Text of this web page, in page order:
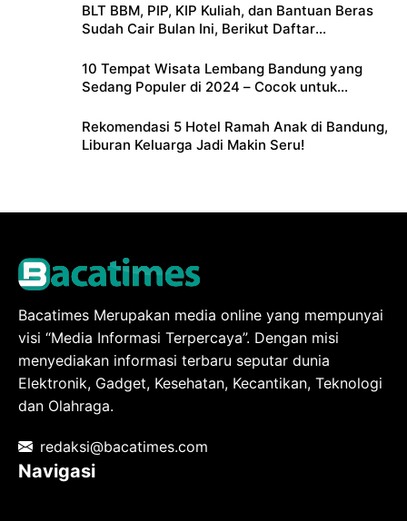
BLT BBM, PIP, KIP Kuliah, dan Bantuan Beras
Sudah Cair Bulan Ini, Berikut Daftar
10 Tempat Wisata Lembang Bandung yang
Sedang Populer di 2024 – Cocok untuk
Rekomendasi 5 Hotel Ramah Anak di Bandung,
Liburan Keluarga Jadi Makin Seru!
Bacatimes Merupakan media online yang mempunyai
visi “Media Informasi Terpercaya”. Dengan misi
menyediakan informasi terbaru seputar dunia
Elektronik, Gadget, Kesehatan, Kecantikan, Teknologi
dan Olahraga.
redaksi@bacatimes.com
Navigasi